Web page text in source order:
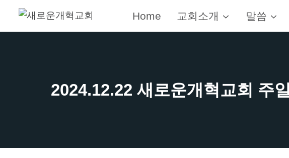
Home 교회소개 말씀